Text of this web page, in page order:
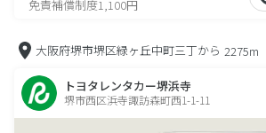
免責補償制度1,100円
大阪府堺市堺区緑ヶ丘中町三丁から 2275m
トヨタレンタカー堺浜寺
堺市西区浜寺諏訪森町西1-1-11